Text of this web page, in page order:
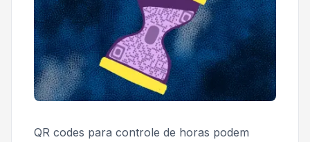
QR codes para controle de horas podem